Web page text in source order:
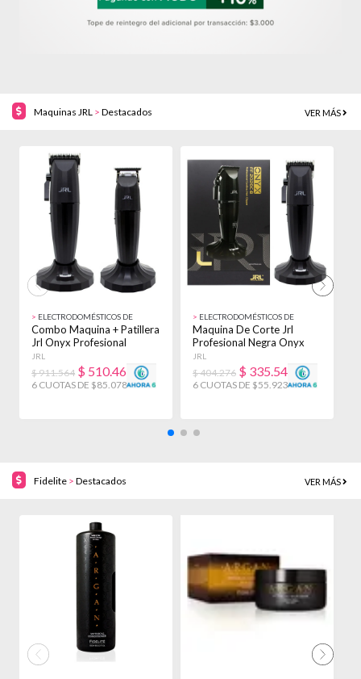
Maquinas JRL > Destacados VER MÁS
> ELECTRODOMÉSTICOS DE
BELLEZA
Combo Maquina + Patillera
Jrl Onyx Profesional
Inalambrica Negro
JRL
$ 911.564 $ 510.467
6 CUOTAS DE $85.078!
> ELECTRODOMÉSTICOS DE
BELLEZA
Maquina De Corte Jrl
Profesional Negra Onyx
Clipper 2020c Negro
JRL
$ 404.276 $ 335.540
6 CUOTAS DE $55.923!
Fidelite > Destacados VER MÁS